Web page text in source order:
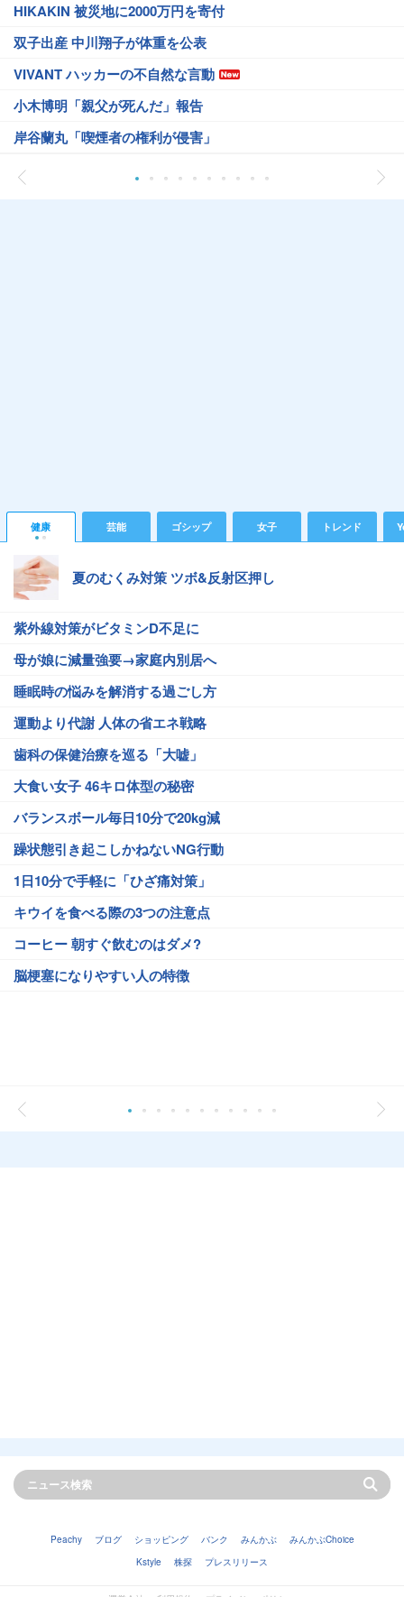
HIKAKIN 被災地に2000万円を寄付
双子出産 中川翔子が体重を公表
VIVANT ハッカーの不自然な言動
小木博明「親父が死んだ」報告
岸谷蘭丸「喫煙者の権利が侵害」
健康 芸能 ゴシップ 女子 トレンド
夏のむくみ対策 ツボ&反射区押し
紫外線対策がビタミンD不足に
母が娘に減量強要→家庭内別居へ
睡眠時の悩みを解消する過ごし方
運動より代謝 人体の省エネ戦略
歯科の保健治療を巡る「大嘘」
大食い女子 46キロ体型の秘密
バランスボール毎日10分で20kg減
躁状態引き起こしかねないNG行動
1日10分で手軽に「ひざ痛対策」
キウイを食べる際の3つの注意点
コーヒー 朝すぐ飲むのはダメ?
脳梗塞になりやすい人の特徴
Peachy ブログ ショッピング バンク みんかぶ
みんかぶChoice
Kstyle
株探 プレスリリース